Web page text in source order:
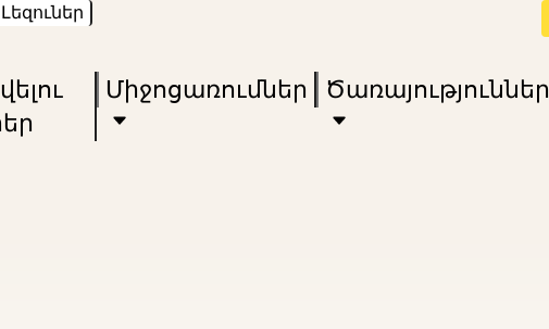
main
main
Լեզուներ
in
keywords
Միջոցառումներ Ծառայություններ